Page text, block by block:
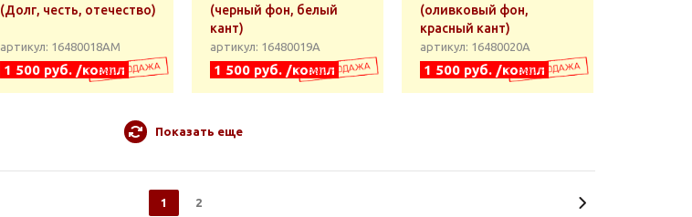
(Долг, честь, отечество)
артикул: 16480018АМ
1 500 руб. /компл
(черный фон, белый
кант)
артикул: 16480019А
1 500 руб. /компл
(оливковый фон,
красный кант)
артикул: 16480020А
1 500 руб. /компл
Показать еще
1 2